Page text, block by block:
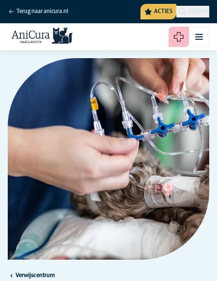
Terug naar anicura.nl ACTIES ZOEKEN
Verwijscentrum